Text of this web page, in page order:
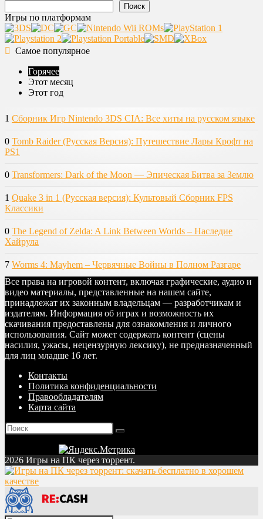
Поиск
Игры по платформам
Самое популярное
Горячее
Этот месяц
Этот год
1 Сборник Игр Nintendo 3DS CIA: Все хиты на русском языке
0 Tomb Raider (Русская Версия): Путешествие Лары Крофт на
PS1
0 Transformers: Dark of the Moon — Эпическая Битва за Землю
1 Quake 3 in 1 (Русская версия): Культовый Сборник FPS
Классики
0 The Legend of Zelda: A Link Between Worlds – Наследие
Хайрула
7 Worms 4: Mayhem – Червячные Войны в Полном Разгаре
Все права на игровой контент, включая графические, аудио и
видео материалы, представленные на нашем сайте,
принадлежат их законным владельцам — разработчикам и
издателям. Информация об играх и возможность их
скачивания предоставлены для ознакомления и личного
использования. Сайт может содержать контент (сцены
насилия, ужасы, нецензурную лексику), не предназначенный
для лиц младше 16 лет.
Контакты
Политика конфиденциальности
Правообладателям
Карта сайта
2026 Игры на ПК через торрент.